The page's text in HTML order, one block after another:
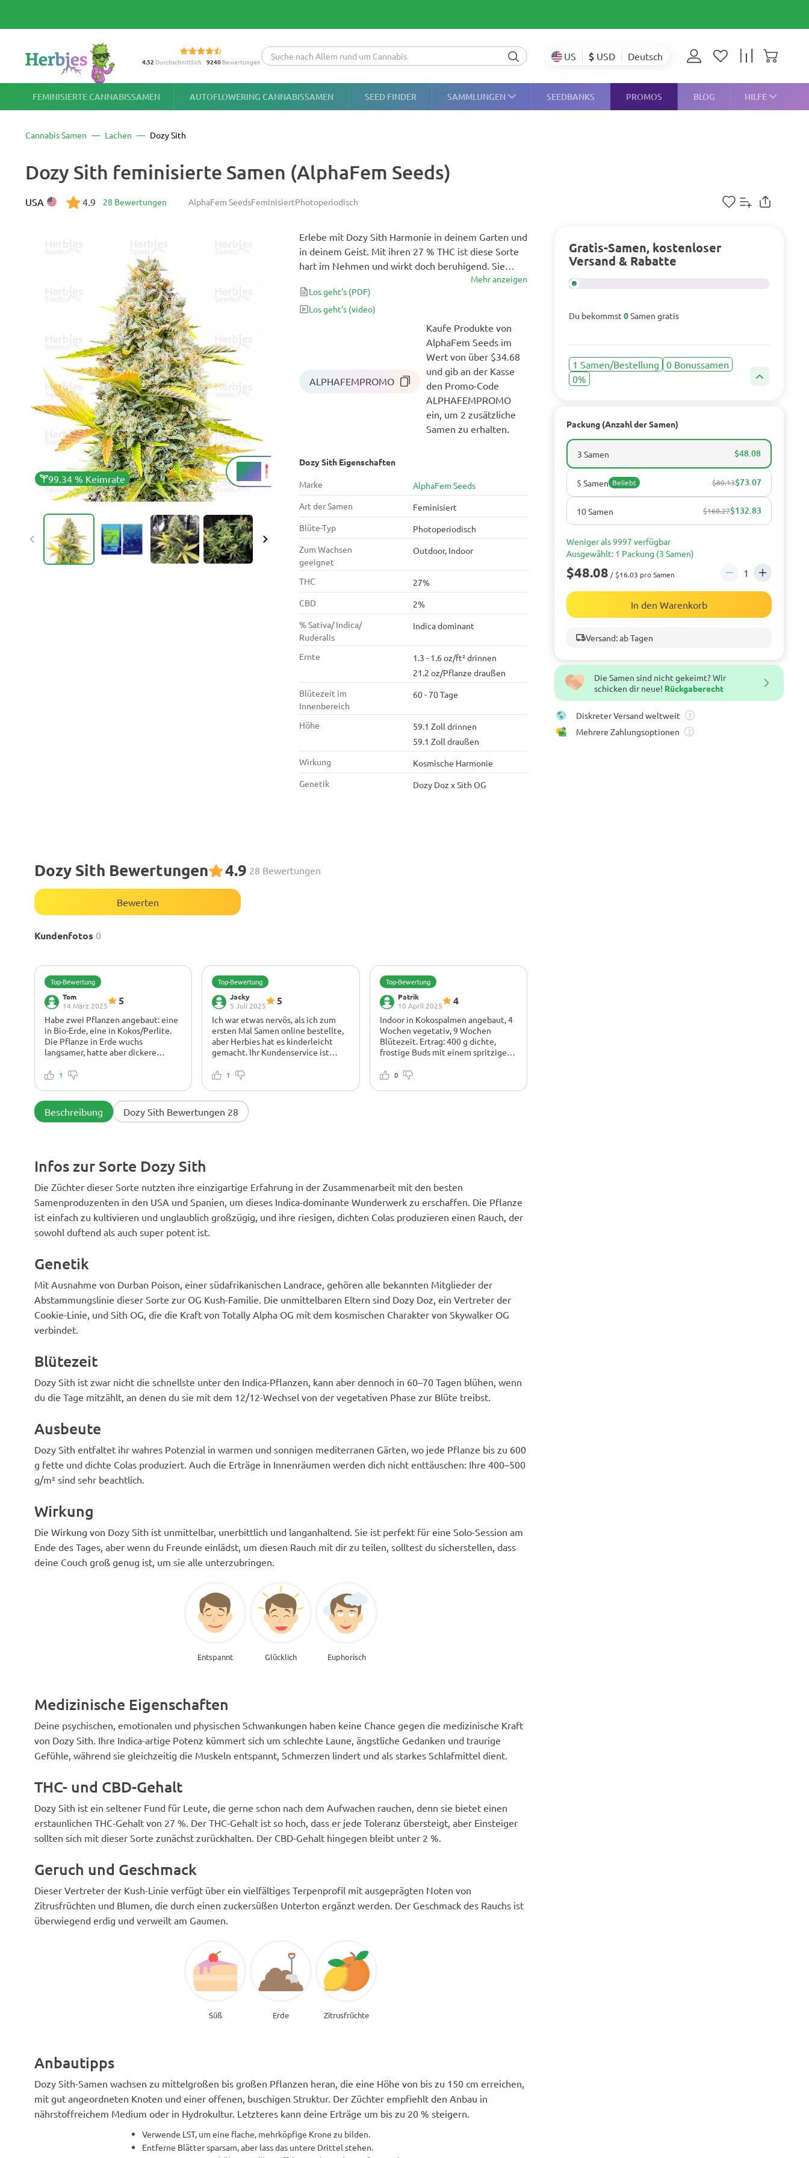
4.52 Durchschnittlich 9240Bewertungen US $ USD Deutsch
FEMINISIERTE CANNABISSAMEN AUTOFLOWERING CANNABISSAMEN SEED FINDER SAMMLUNGEN SEEDBANKS PROMOS BLOG HILFE
Cannabis Samen Lachen Dozy Sith
99.34 % Keimrate
27 %
THC
Dozy Sith feminisierte Samen (AlphaFem Seeds)
AlphaFem SeedsFeminisiertPhotoperiodisch
USA 4.9 28 Bewertungen
Dozy Sith Eigenschaften
Marke
AlphaFem Seeds
Art der Samen
Feminisiert
Blüte-Typ
Photoperiodisch
Zum Wachsen
geeignet
Outdoor, Indoor
THC
27%
CBD
2%
% Sativa/ Indica/
Ruderalis
Indica dominant
Ernte
1.3 - 1.6 oz/ft² drinnen
21.2 oz/Pflanze draußen
Blütezeit im
Innenbereich
60 - 70 Tage
Höhe
59.1 Zoll drinnen
59.1 Zoll draußen
Wirkung
Kosmische Harmonie
Genetik
Dozy Doz x Sith OG
Dozy Sith Bewertungen 4.9 28 Bewertungen
Bewerten
Kundenfotos 0
Top-Bewertung
Tom
14 März 2025
5
Habe zwei Pflanzen angebaut: eine
in Bio-Erde, eine in Kokos/Perlite.
Die Pflanze in Erde wuchs
langsamer, hatte aber dickere
Wachstum (mit GH-Trio gefüttert).
Die Blüten in Erde schmeckten
erdiger, der Rauch war sanfter.
schwer hinter den Augen, dann
vollmundiges Schmelzen. Fazit:
Kokos für den Ertrag, Erde für den
Geschmack. Beide sind super. Werde
den 3D-Samen in Kokos anbauen.
1
Top-Bewertung
Jacky
5 Juli 2025
5
Ich war etwas nervös, als ich zum
ersten Mal Samen online bestellte,
aber Herbies hat es kinderleicht
gemacht. Ihr Kundenservice ist
Schritt alles. Keine Bots, nur echte
bestellt (und drei Gratisproben
bekommen!), und das Paket kam
Alle drei Samen sind mit der
Papiertuchmethode innerhalb von
48 Stunden gekeimt! Super
aufgeregt 🌟
1
Top-Bewertung
Patrik
10 April 2025
4
Indoor in Kokospalmen angebaut, 4
Wochen vegetativ, 9 Wochen
Blütezeit. Ertrag: 400 g dichte,
frostige Buds mit einem spritzigen
beginnt zerebral und zieht einen
Nährstoffe reduzieren, und alles ist
perfekt.
0
Beschreibung Dozy Sith Bewertungen 28
Erlebe mit Dozy Sith Harmonie in deinem Garten und
in deinem Geist. Mit ihren 27 % THC ist diese Sorte
hart im Nehmen und wirkt doch beruhigend. Sie
beruhigt den Geist und umschmeichelt den Körper,
während sie die Sinne mit einem Aroma von
Zitrusfrüchten und einem erdigen Geschmack
verzaubert. Diese Pflanze richtet sich vor allem an
erfahrene Raucher und anspruchsvolle Genießer, ist
aber dank ihrer Widerstandsfähigkeit und ihres
einfachen Anbaus auch perfekt für Einsteiger
geeignet.
Mehr anzeigen
Los geht's (PDF)
Los geht's (video)
ALPHAFEMPROMO
Kaufe Produkte von
AlphaFem Seeds im
Wert von über $34.68
und gib an der Kasse
den Promo-Code
ALPHAFEMPROMO
ein, um 2 zusätzliche
Samen zu erhalten.
Infos zur Sorte Dozy Sith
Die Züchter dieser Sorte nutzten ihre einzigartige Erfahrung in der Zusammenarbeit mit den besten
Samenproduzenten in den USA und Spanien, um dieses Indica-dominante Wunderwerk zu erschaffen. Die Pflanze
ist einfach zu kultivieren und unglaublich großzügig, und ihre riesigen, dichten Colas produzieren einen Rauch, der
sowohl duftend als auch super potent ist.
Genetik
Mit Ausnahme von Durban Poison, einer südafrikanischen Landrace, gehören alle bekannten Mitglieder der
Abstammungslinie dieser Sorte zur OG Kush-Familie. Die unmittelbaren Eltern sind Dozy Doz, ein Vertreter der
Cookie-Linie, und Sith OG, die die Kraft von Totally Alpha OG mit dem kosmischen Charakter von Skywalker OG
verbindet.
Blütezeit
Dozy Sith ist zwar nicht die schnellste unter den Indica-Pflanzen, kann aber dennoch in 60–70 Tagen blühen, wenn
du die Tage mitzählt, an denen du sie mit dem 12/12-Wechsel von der vegetativen Phase zur Blüte treibst.
Ausbeute
Dozy Sith entfaltet ihr wahres Potenzial in warmen und sonnigen mediterranen Gärten, wo jede Pflanze bis zu 600
g fette und dichte Colas produziert. Auch die Erträge in Innenräumen werden dich nicht enttäuschen: Ihre 400–500
g/m² sind sehr beachtlich.
Wirkung
Die Wirkung von Dozy Sith ist unmittelbar, unerbittlich und langanhaltend. Sie ist perfekt für eine Solo-Session am
Ende des Tages, aber wenn du Freunde einlädst, um diesen Rauch mit dir zu teilen, solltest du sicherstellen, dass
deine Couch groß genug ist, um sie alle unterzubringen.
Entspannt Glücklich Euphorisch
Medizinische Eigenschaften
Deine psychischen, emotionalen und physischen Schwankungen haben keine Chance gegen die medizinische Kraft
von Dozy Sith. Ihre Indica-artige Potenz kümmert sich um schlechte Laune, ängstliche Gedanken und traurige
Gefühle, während sie gleichzeitig die Muskeln entspannt, Schmerzen lindert und als starkes Schlafmittel dient.
THC- und CBD-Gehalt
Dozy Sith ist ein seltener Fund für Leute, die gerne schon nach dem Aufwachen rauchen, denn sie bietet einen
erstaunlichen THC-Gehalt von 27 %. Der THC-Gehalt ist so hoch, dass er jede Toleranz übersteigt, aber Einsteiger
sollten sich mit dieser Sorte zunächst zurückhalten. Der CBD-Gehalt hingegen bleibt unter 2 %.
Geruch und Geschmack
Dieser Vertreter der Kush-Linie verfügt über ein vielfältiges Terpenprofil mit ausgeprägten Noten von
Zitrusfrüchten und Blumen, die durch einen zuckersüßen Unterton ergänzt werden. Der Geschmack des Rauchs ist
überwiegend erdig und verweilt am Gaumen.
Süß Erde Zitrusfrüchte
Anbautipps
Dozy Sith-Samen wachsen zu mittelgroßen bis großen Pflanzen heran, die eine Höhe von bis zu 150 cm erreichen,
mit gut angeordneten Knoten und einer offenen, buschigen Struktur. Der Züchter empfiehlt den Anbau in
nährstoffreichem Medium oder in Hydrokultur. Letzteres kann deine Erträge um bis zu 20 % steigern.
Verwende LST, um eine flache, mehrköpfige Krone zu bilden.
Entferne Blätter sparsam, aber lass das untere Drittel stehen.
Gratis-Samen, kostenloser
Versand & Rabatte
Du bekommst 0Samen gratis
1 Samen/Bestellung
0 Bonussamen
0%
Packung (Anzahl der Samen)
3 Samen $48.08
5 Samen Beliebt $80.13$73.07
10 Samen $160.27$132.83
Weniger als 9997 verfügbar
Ausgewählt: 1 Packung (3 Samen)
$48.08 / $16.03 pro Samen
In den Warenkorb
Versand: ab Tagen
Die Samen sind nicht gekeimt? Wir
schicken dir neue! Rückgaberecht
Diskreter Versand weltweit ?
Mehrere Zahlungsoptionen ?